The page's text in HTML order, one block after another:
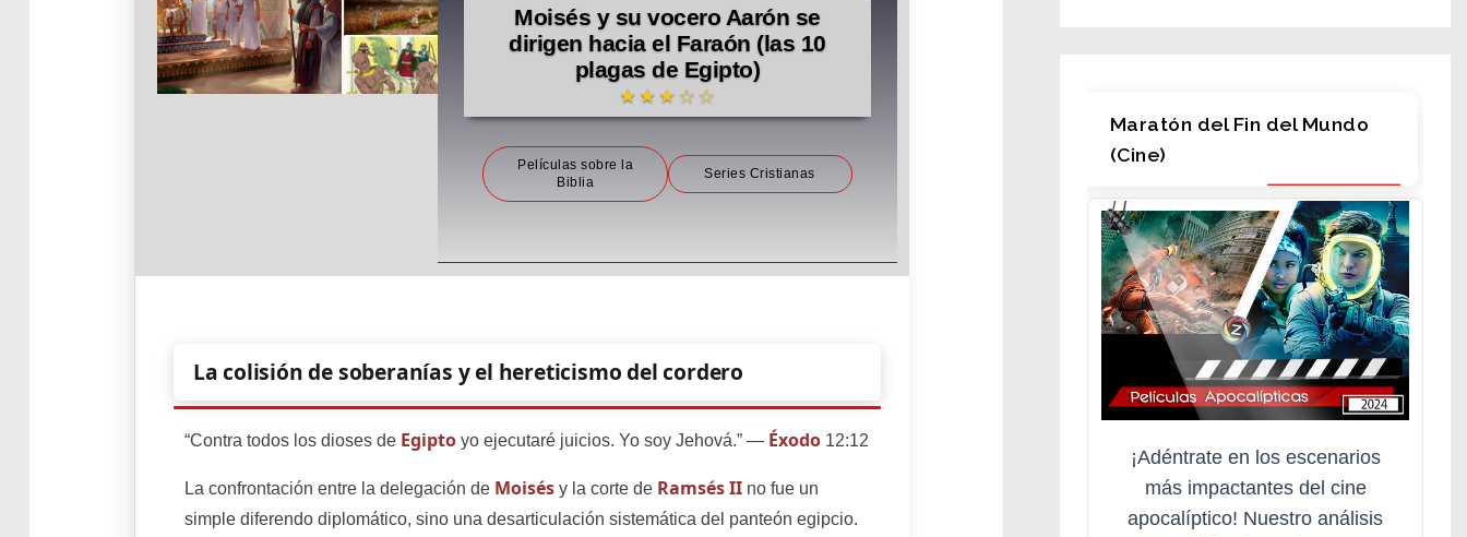
Moisés y su vocero Aarón se
dirigen hacia el Faraón (las 10
plagas de Egipto)
★★★☆☆
Películas sobre la
Biblia
Series Cristianas
La colisión de soberanías y el hereticismo del cordero
“Contra todos los dioses de Egiptoyo ejecutaré juicios. Yo soy Jehová.” — Éxodo12:12
La confrontación entre la delegación de Moisésy la corte de Ramsés IIno fue un
simple diferendo diplomático, sino una desarticulación sistemática del panteón egipcio.
Maratón del Fin del Mundo
(Cine)
¡Adéntrate en los escenarios
más impactantes del cine
apocalíptico! Nuestro análisis